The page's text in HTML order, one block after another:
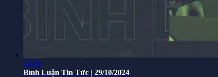
22:03
Bình Luận Tin Tức | 29/10/2024